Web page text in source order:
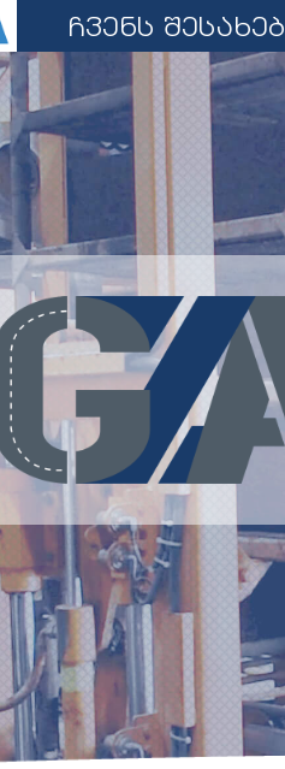
ჩვენს შესახებ